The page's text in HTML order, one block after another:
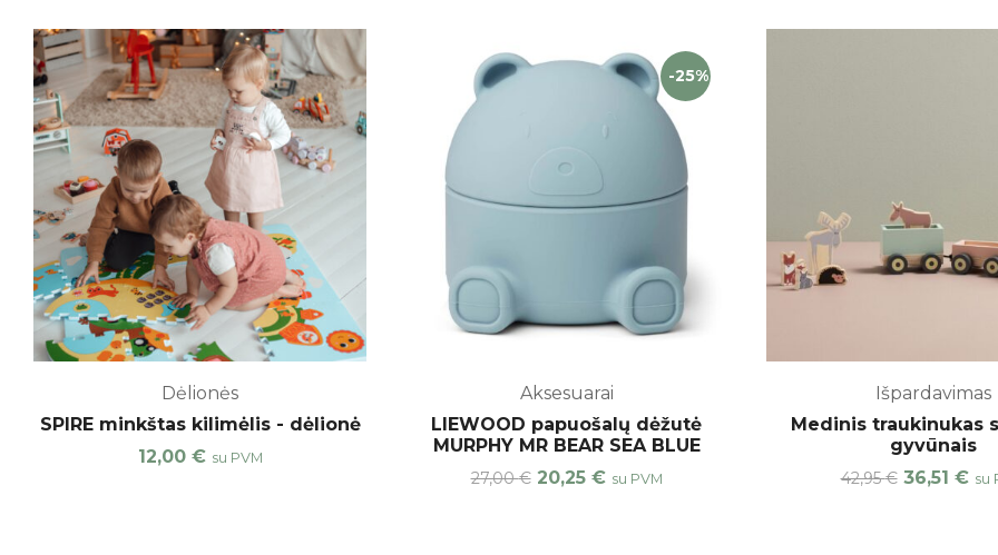
Dėlionės
SPIRE minkštas kilimėlis - dėlionė
12,00 € su PVM
-25%
Aksesuarai
LIEWOOD papuošalų dėžutė
MURPHY MR BEAR SEA BLUE
27,00€ 20,25 € su PVM
Išpardavimas
Medinis traukinukas
gyvūnais
42,95€ 36,51 € su